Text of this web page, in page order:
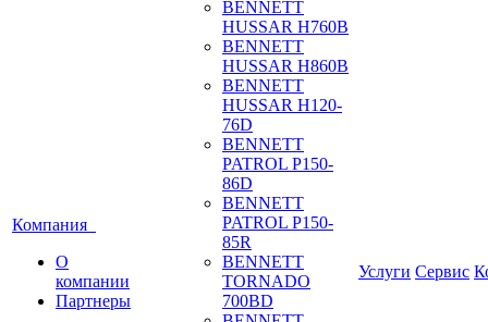
Компания
О
компании
Партнеры
BENNETT
HUSSAR H760B
BENNETT
HUSSAR H860B
BENNETT
HUSSAR H120-
76D
BENNETT
PATROL P150-
86D
BENNETT
PATROL P150-
85R
BENNETT
TORNADO
700BD
Услуги Сервис